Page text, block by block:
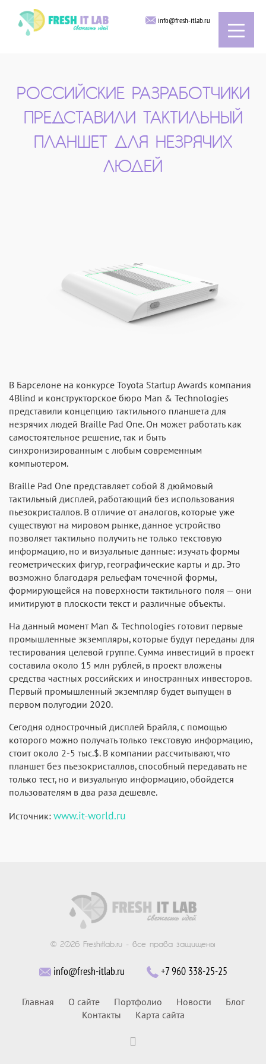
info@fresh-itlab.ru
РОССИЙСКИЕ РАЗРАБОТЧИКИ
ПРЕДСТАВИЛИ ТАКТИЛЬНЫЙ
ПЛАНШЕТ ДЛЯ НЕЗРЯЧИХ
ЛЮДЕЙ
B Барселоне на конкурсе Toyota Startup Awards компания
4Blind и конструкторское бюро Man & Technologies
представили концепцию тактильного планшета для
незрячих людей Braille Pad One. Он может работать как
самостоятельное решение, так и быть
синхронизированным с любым современным
компьютером.
Braille Pad One представляет собой 8 дюймовый
тактильный дисплей, работающий без использования
пьезокристаллов. В отличие от аналогов, которые уже
существуют на мировом рынке, данное устройство
позволяет тактильно получить не только текстовую
информацию, но и визуальные данные: изучать формы
геометрических фигур, географические карты и др. Это
возможно благодаря рельефам точечной формы,
формирующейся на поверхности тактильного поля — они
имитируют в плоскости текст и различные объекты.
На данный момент Man & Technologies готовит первые
промышленные экземпляры, которые будут переданы для
тестирования целевой группе. Сумма инвестиций в проект
составила около 15 млн рублей, в проект вложены
средства частных российских и иностранных инвесторов.
Первый промышленный экземпляр будет выпущен в
первом полугодии 2020.
Сегодня однострочный дисплей Брайля, с помощью
которого можно получать только текстовую информацию,
стоит около 2-5 тыс.$. В компании рассчитывают, что
планшет без пьезокристаллов, способный передавать не
только тест, но и визуальную информацию, обойдется
пользователям в два раза дешевле.
Источник: www.it-world.ru
© 2026 Freshitlab.ru - все права защищены
info@fresh-itlab.ru +7 960 338-25-25
Главная О сайте Портфолио Новости
Блог
Контакты
Карта сайта